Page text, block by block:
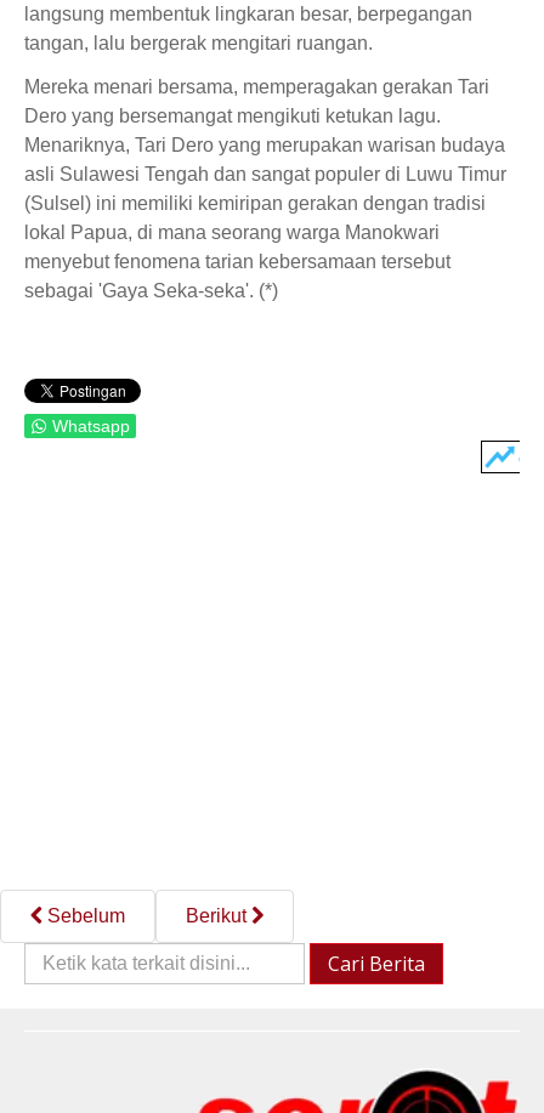
langsung membentuk lingkaran besar, berpegangan
tangan, lalu bergerak mengitari ruangan.
Mereka menari bersama, memperagakan gerakan Tari
Dero yang bersemangat mengikuti ketukan lagu.
Menariknya, Tari Dero yang merupakan warisan budaya
asli Sulawesi Tengah dan sangat populer di Luwu Timur
(Sulsel) ini memiliki kemiripan gerakan dengan tradisi
lokal Papua, di mana seorang warga Manokwari
menyebut fenomena tarian kebersamaan tersebut
sebagai 'Gaya Seka-seka'. (*)
Whatsapp
Sebelum
Berikut
Cari
Berita::
Cari Berita